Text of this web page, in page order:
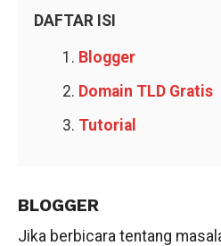
DAFTAR ISI
Blogger
Domain TLD Gratis
Tutorial
BLOGGER
Jika berbicara tentang